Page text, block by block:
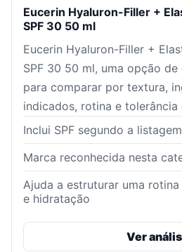
Eucerin Hyaluron-Filler +
SPF 30 50 ml
Eucerin Hyaluron-Filler +
SPF 30 50 ml, uma opção
para comparar por textura,
indicados, rotina e tolerância
Inclui SPF segundo a listagem
Marca reconhecida nesta
Ajuda a estruturar uma
e hidratação
Ver